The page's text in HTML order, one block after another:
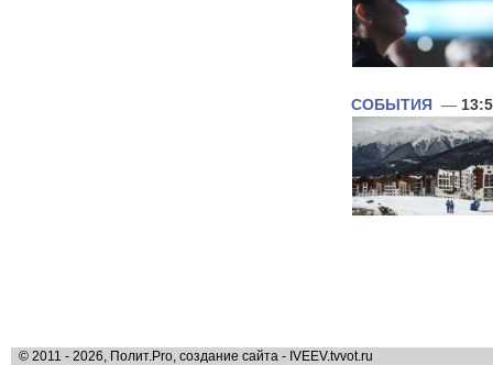
СОБЫТИЯ —
© 2011 - 2026, Полит.Pro, создание сайта - IVEEV.tvvot.ru